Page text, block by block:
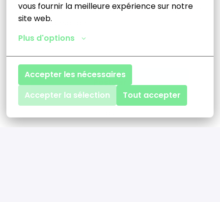
vous fournir la meilleure expérience sur notre
site web.
Plus d'options
Accepter les nécessaires
Accepter la sélection
Tout accepter
l’autonomie, tu sais faire preuve de rigueur et
d’organisation.
Postuler